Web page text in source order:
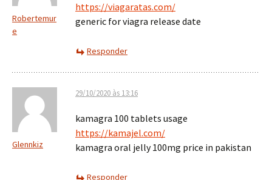
Robertemur
e
https://viagaratas.com/
generic for viagra release date
Responder
Glennkiz
29/10/2020 às 13:16
kamagra 100 tablets usage
https://kamajel.com/
kamagra oral jelly 100mg price in pakistan
Responder